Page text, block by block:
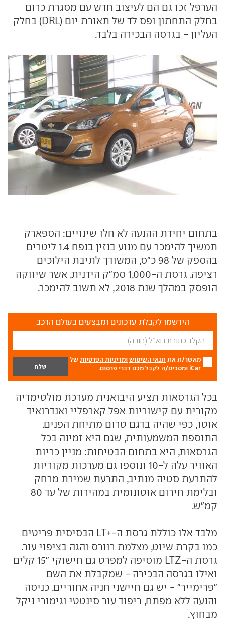
הערפל זכו גם הם לעיצוב חדש עם מסגרת כרום
בחלק התחתון ופס לד של תאורת יום (DRL) בחלק
העליון - בגרסה הבכירה בלבד.
בתחום יחידת ההנעה לא חלו שינויים: הספארק
תמשיך להימכר עם מנוע בנזין בנפח 1.4 ליטרים
בהספק של 98 כ"ס, המשודך לתיבת הילוכים
רציפה. גרסת ה-1,000 סמ"ק הידנית, אשר שיווקה
הופסק במהלך שנת 2018, לא תשוב להימכר.
הירשמו לקבלת עדכונים ומבצעים בעולם הרכב
מאשר/ת את תנאי השימוש ומדיניות הפרטיות של
iCar ומסכים/ה לקבל מכם דברי פרסום.
בכל הגרסאות תציע היבואנית מערכת מולטימדיה
מקורית עם קישוריות אפל קארפליי ואנדרואיד
אוטו, כפי שהיה בדגם טרום מתיחת הפנים.
התוספת המשמעותית, שגם היא זמינה בכל
הגרסאות, היא בתחום הבטיחות: מניין כריות
האוויר עלה ל-10 ונוספו גם מערכות מקוריות
להתרעת סטיה מנתיב, התרעת שמירת מרחק
ובלימת חירום אוטונומית במהירות של עד 80
קמ"ש.
מלבד אלו כוללת גרסת ה-+LT הבסיסית פריטים
כמו בקרת שיוט, מצלמת רוורס והגה בציפוי עור.
גרסת ה-LTZ מוסיפה למפרט גם חישוקי "15 קלים
ואילו בגרסה הבכירה - שמקבלת את השם
"פרימייר" - יש גם חיישני חניה אחוריים, כניסה
והנעה ללא מפתח, ריפוד עור סינטטי וגימורי ניקל
מבחוץ.